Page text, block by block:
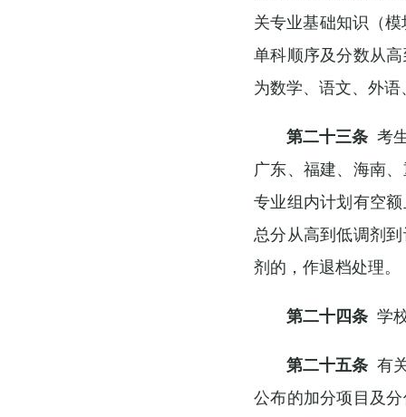
关专业基础知识（
单科顺序及分数从
为数学、语文、外
第二十三条 考
广东、福建、海南
专业组内计划有空
总分从高到低调剂
剂的，作退档处理。
第二十四条 学
第二十五条 有
公布的加分项目及